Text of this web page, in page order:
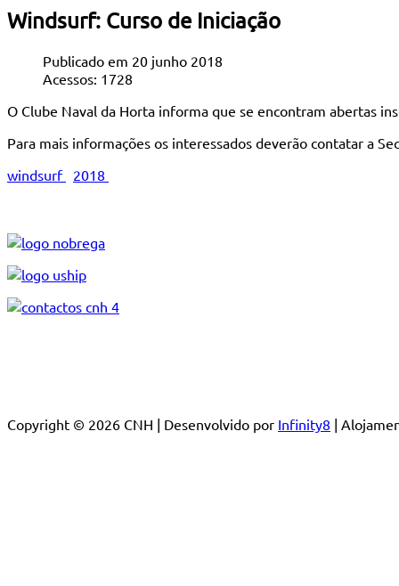
Windsurf: Curso de Iniciação
Publicado em 20 junho 2018
Acessos: 1728
O Clube Naval da Horta informa que se encontram abertas
Para mais informações os interessados deverão contatar a
windsurf 2018
Copyright © 2026 CNH | Desenvolvido por Infinity8 |